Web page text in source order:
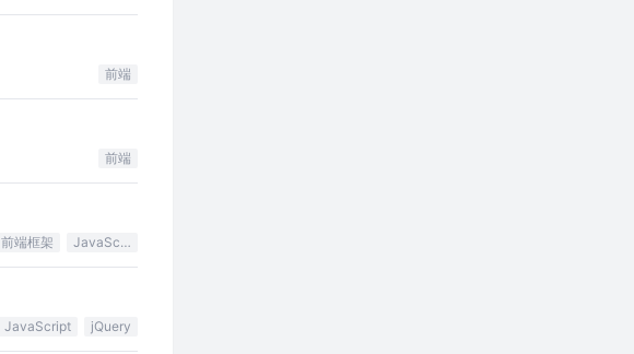
前端
前端
前端框架 JavaScript
JavaScript jQuery